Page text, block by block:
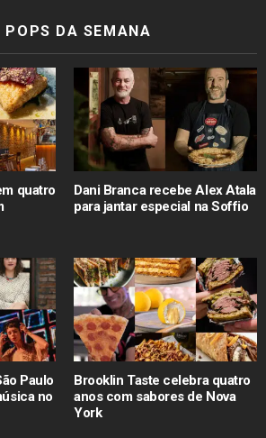
POPS DA SEMANA
quatro
Dani Branca recebe Alex Atala
para jantar especial na Soffio
Paulo
no
Brooklin Taste celebra quatro
anos com sabores de Nova
York